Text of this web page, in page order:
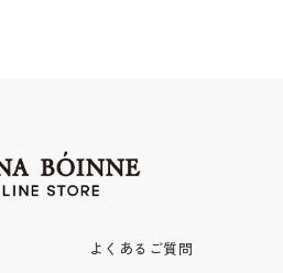
よくあるご質問